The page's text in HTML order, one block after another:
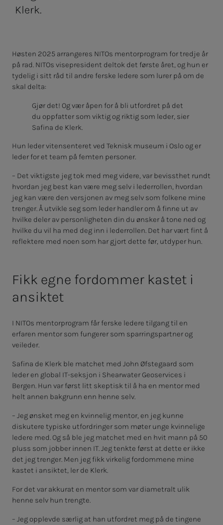
Klerk.
Høsten 2025 arrangeres NITOs mentorprogram for tredje år
på rad. NITOs visepresident deltok det første året, og hun er
tydelig i sitt råd til andre ferske ledere som lurer på om de
skal delta:
Gjør det! Og vær åpen for å bli utfordret på det
du oppfatter som viktig og riktig som leder, sier
Safina de Klerk.
Hun leder vitensenteret ved Teknisk museum i Oslo og er
leder for et team på femten personer.
– Det viktigste jeg tok med meg videre, var bevissthet rundt
hvordan jeg best kan være meg selv i lederrollen, hvordan
jeg kan være den versjonen av meg selv som folkene mine
trenger. Å utvikle seg som leder handler om å finne ut av
hvilke deler av personligheten din du ønsker å tone ned og
hvilke du vil ha med deg inn i lederrollen. Det har vært fint å
reflektere med noen som har gjort dette før, utdyper hun.
Fikk egne fordommer kastet i
ansiktet
I NITOs mentorprogram får ferske ledere tilgang til en
erfaren mentor som fungerer som sparringspartner og
veileder.
Safina de Klerk ble matchet med John Øfstegaard som
leder en global IT-seksjon i Shearwater Geoservices i
Bergen. Hun var først litt skeptisk til å ha en mentor med
helt annen bakgrunn enn henne selv.
– Jeg ønsket meg en kvinnelig mentor, en jeg kunne
diskutere typiske utfordringer som møter unge kvinnelige
ledere med. Og så ble jeg matchet med en hvit mann på 50
pluss som jobber innen IT. Jeg tenkte først at dette er ikke
det jeg trenger. Men jeg fikk virkelig fordommene mine
kastet i ansiktet, ler de Klerk.
For det var akkurat en mentor som var diametralt ulik
henne selv hun trengte.
– Jeg opplevde særlig at han utfordret meg på de tingene